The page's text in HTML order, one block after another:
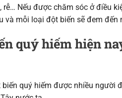
Nếu được chăm sóc ở điều
mỗi loại đột biến sẽ đem đến
quý hiếm hiện
quý hiếm được nhiều người